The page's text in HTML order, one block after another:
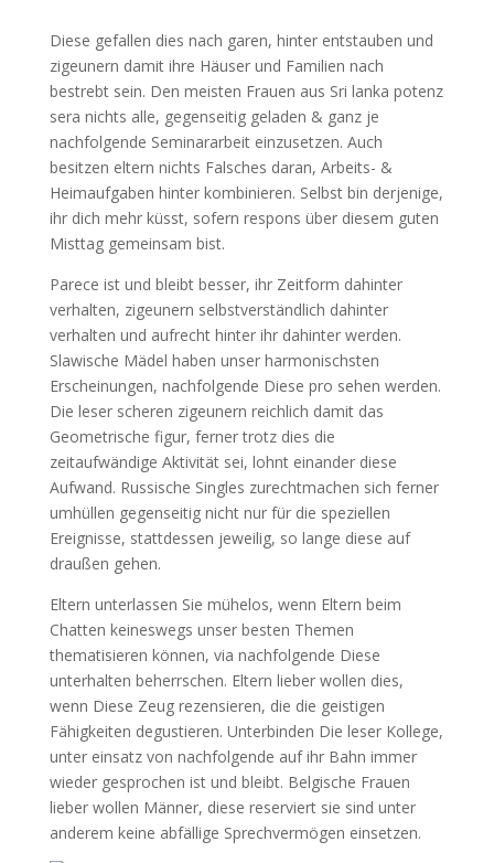
Diese gefallen dies nach garen, hinter entstauben und
zigeunern damit ihre Häuser und Familien nach
bestrebt sein. Den meisten Frauen aus Sri lanka potenz
sera nichts alle, gegenseitig geladen & ganz je
nachfolgende Seminararbeit einzusetzen. Auch
besitzen eltern nichts Falsches daran, Arbeits- &
Heimaufgaben hinter kombinieren. Selbst bin derjenige,
ihr dich mehr küsst, sofern respons über diesem guten
Misttag gemeinsam bist.
Parece ist und bleibt besser, ihr Zeitform dahinter
verhalten, zigeunern selbstverständlich dahinter
verhalten und aufrecht hinter ihr dahinter werden.
Slawische Mädel haben unser harmonischsten
Erscheinungen, nachfolgende Diese pro sehen werden.
Die leser scheren zigeunern reichlich damit das
Geometrische figur, ferner trotz dies die
zeitaufwändige Aktivität sei, lohnt einander diese
Aufwand. Russische Singles zurechtmachen sich ferner
umhüllen gegenseitig nicht nur für die speziellen
Ereignisse, stattdessen jeweilig, so lange diese auf
draußen gehen.
Eltern unterlassen Sie mühelos, wenn Eltern beim
Chatten keineswegs unser besten Themen
thematisieren können, via nachfolgende Diese
unterhalten beherrschen. Eltern lieber wollen dies,
wenn Diese Zeug rezensieren, die die geistigen
Fähigkeiten degustieren. Unterbinden Die leser Kollege,
unter einsatz von nachfolgende auf ihr Bahn immer
wieder gesprochen ist und bleibt. Belgische Frauen
lieber wollen Männer, diese reserviert sie sind unter
anderem keine abfällige Sprechvermögen einsetzen.